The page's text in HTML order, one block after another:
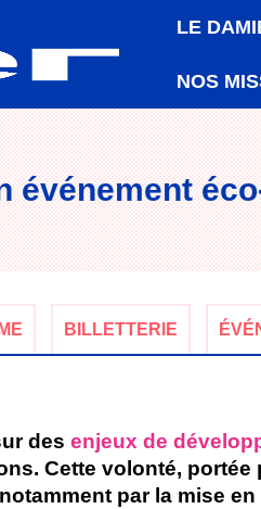
LE
NOS
événement
BILLETTERIE
des enjeux de
Cette volonté, portée
par la mise